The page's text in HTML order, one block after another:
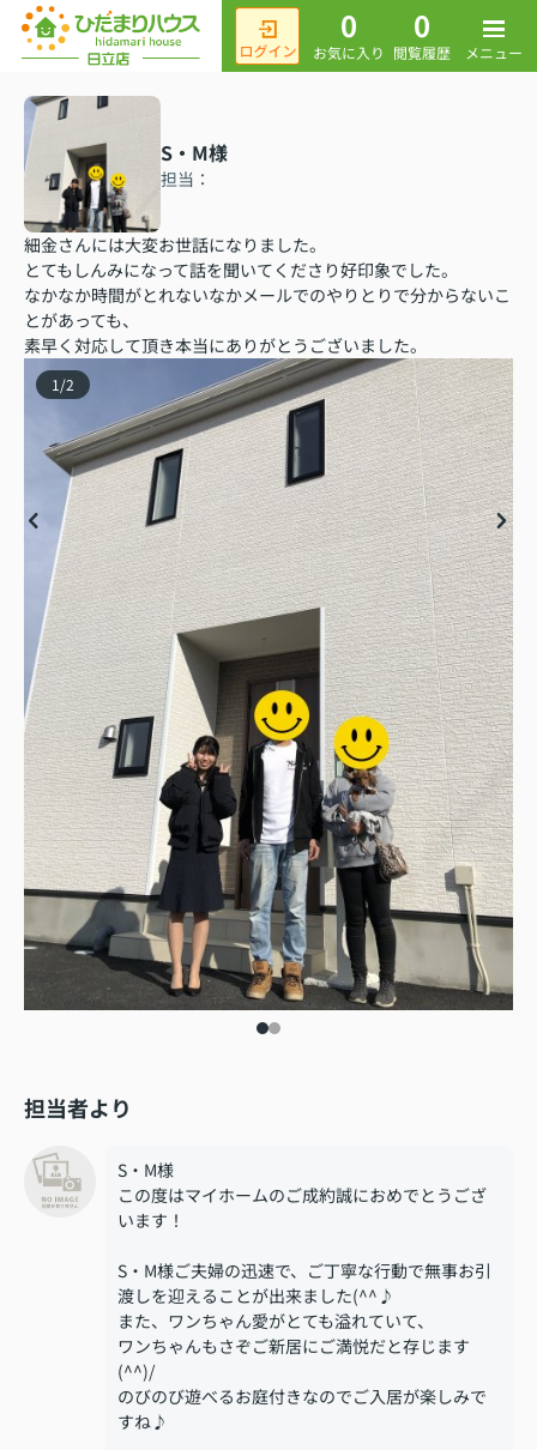
0
お気に入り
0
閲覧履歴 メニュー
S・M様
担当：
細金さんには大変お世話になりました。
とてもしんみになって話を聞いてくださり好印象でした。
なかなか時間がとれないなかメールでのやりとりで分からないこ
とがあっても、
素早く対応して頂き本当にありがとうございました。
1 /2
担当者より
S・M様
この度はマイホームのご成約誠におめでとうござ
います！
S・M様ご夫婦の迅速で、ご丁寧な行動で無事お引
渡しを迎えることが出来ました(^^♪
また、ワンちゃん愛がとても溢れていて、
ワンちゃんもさぞご新居にご満悦だと存じます
(^^)/
のびのび遊べるお庭付きなのでご入居が楽しみで
すね♪